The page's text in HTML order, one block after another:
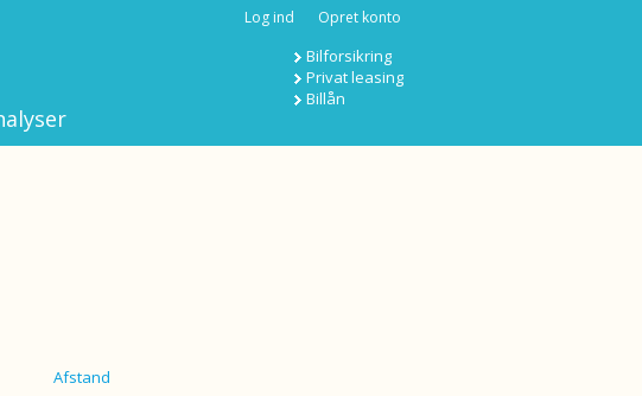
Log ind Opret konto
Bilforsikring
Privat leasing
Billån
Afstand